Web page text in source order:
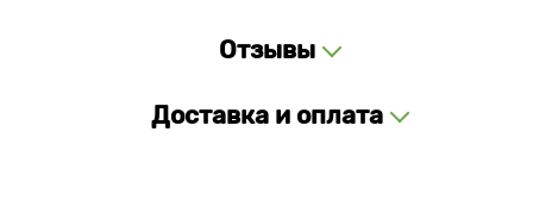
Отзывы
Доставка и оплата